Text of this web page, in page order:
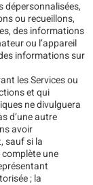
dépersonnalisées,
ou recueillons,
des informations
ou l’appareil
informations sur
les Services ou
et qui
ne divulguera
d’une autre
avoir
sauf si la
une
; la